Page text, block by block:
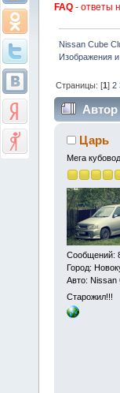
FAQ - ответы
Nissan Cube
Изображения
Страницы: [1]2
Автор
Царь
Мега кубовод
Сообщений:
Город:
Авто: Nissan
Старожил!!!